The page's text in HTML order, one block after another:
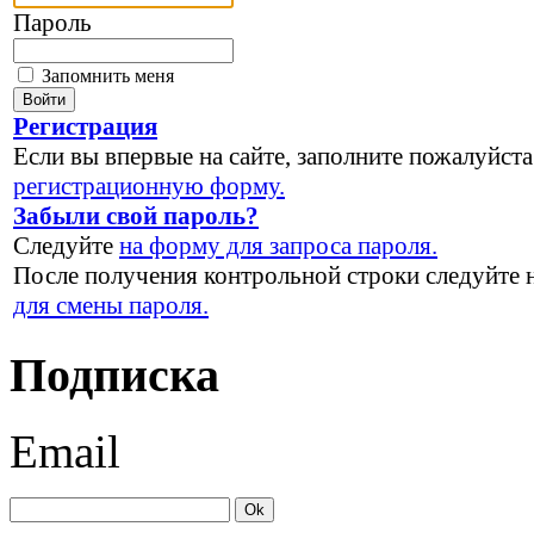
Пароль
Запомнить меня
Регистрация
Если вы впервые на сайте, заполните пожалуйста
регистрационную форму.
Забыли свой пароль?
Следуйте на форму для запроса пароля.
После получения контрольной строки следуйте
для смены пароля.
Подписка
Email